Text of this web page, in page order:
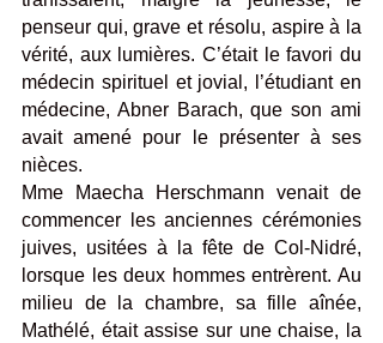
penseur qui, grave et résolu, aspire à la
vérité, aux lumières. C’était le favori du
médecin spirituel et jovial, l’étudiant en
médecine, Abner Barach, que son ami
avait amené pour le présenter à ses
nièces.
Mme Maecha Herschmann venait de
commencer les anciennes cérémonies
juives, usitées à la fête de Col-Nidré,
lorsque les deux hommes entrèrent. Au
milieu de la chambre, sa fille aînée,
Mathélé, était assise sur une chaise, la